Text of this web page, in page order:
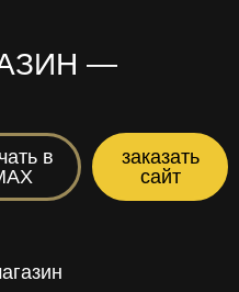
—
в
заказать
сайт